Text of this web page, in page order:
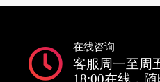
在线咨询
客服周一至周
18:00在线，